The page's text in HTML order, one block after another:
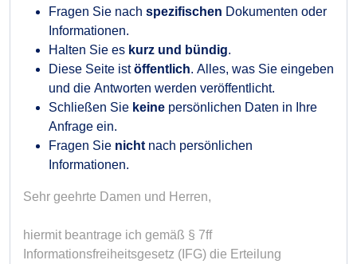
Fragen Sie nach spezifischen Dokumenten oder
Informationen.
Halten Sie es kurz und bündig.
Diese Seite istöffentlich. Alles, was Sie eingeben
und die Antworten werden veröffentlicht.
Schließen Sie keine persönlichen Daten in Ihre
Anfrage ein.
Fragen Sie nicht nach persönlichen
Informationen.
Sehr geehrte Damen und Herren,
hiermit beantrage ich gemäß § 7ff
Informationsfreiheitsgesetz (IFG) die Erteilung